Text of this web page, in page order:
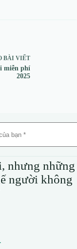
BÀI VIẾT
miễn phí
2025
nhưng những
người không